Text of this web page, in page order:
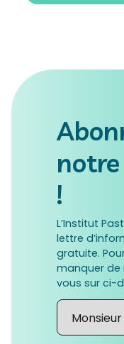
!
L’Institut
lettre
gratuite.
manquer de
vous sur ci-